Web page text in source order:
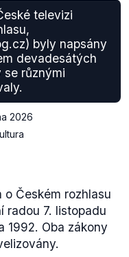
televizi
byly napsány
devadesátých
různými
2026
Českém rozhlasu
radou 7. listopadu
1992. Oba zákony